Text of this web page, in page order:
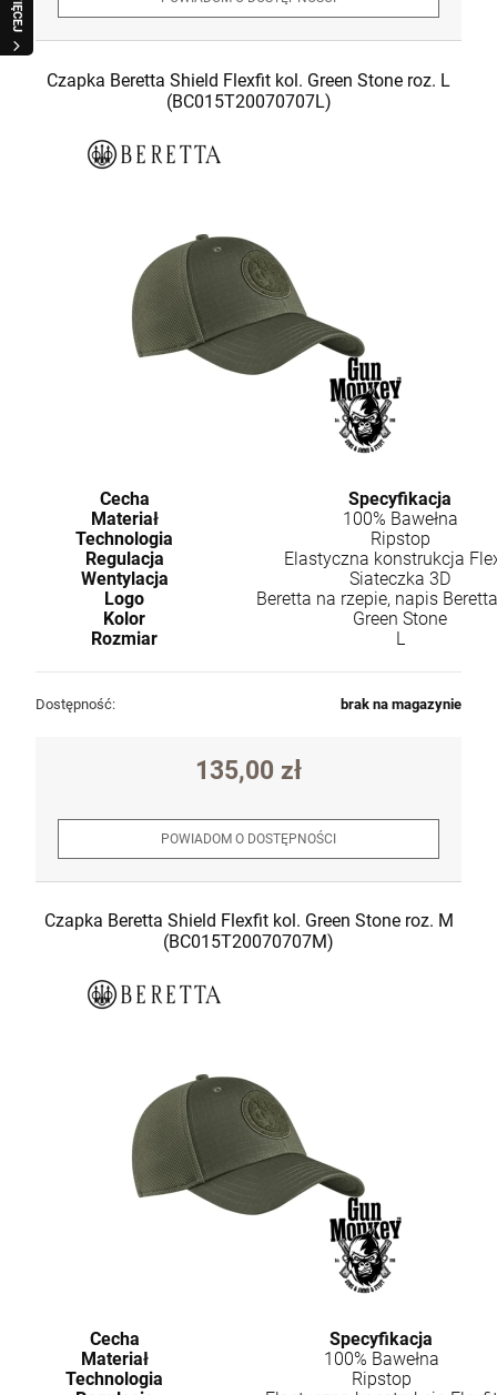
WIĘCEJ
Czapka Beretta Shield Flexfit kol. Green Stone roz. L
(BC015T20070707L)
Cecha
Specyfikacja
Materiał
100% Bawełna
Technologia
Ripstop
Regulacja
Elastyczna konstrukcja
Wentylacja
Siateczka 3D
Logo
Beretta na rzepie, napis
Kolor
Green Stone
Rozmiar
L
Dostępność: brak na magazynie
135,00 zł
POWIADOM O DOSTĘPNOŚCI
Czapka Beretta Shield Flexfit kol. Green Stone roz. M
(BC015T20070707M)
Cecha
Specyfikacja
Materiał
100% Bawełna
Technologia
Ripstop